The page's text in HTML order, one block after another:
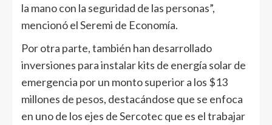
la mano con la seguridad de las personas”,
mencionó el Seremi de Economía.
Por otra parte, también han desarrollado
inversiones para instalar kits de energía solar de
emergencia por un monto superior a los $13
millones de pesos, destacándose que se enfoca
en uno de los ejes de Sercotec que es el trabajar